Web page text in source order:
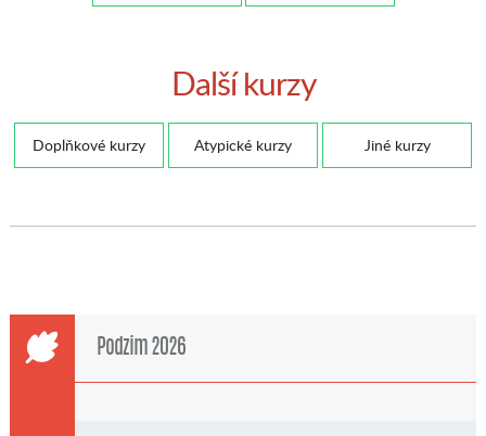
Další kurzy
Doplňkové kurzy Atypické kurzy Jiné kurzy
Podzim 2026